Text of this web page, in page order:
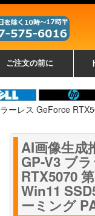
ご注文の前に
ーレス GeForce
AI画像生成
GP-V3 ブ
RTX5070
Win11
ーミング